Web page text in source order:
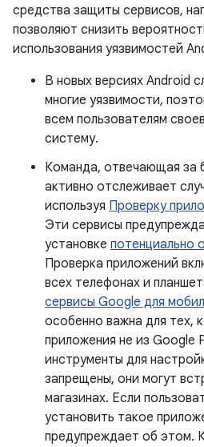
средства защиты сервисов,
позволяют снизить
использования уязвимостей
В новых версиях Android
многие уязвимости,
всем пользователям
систему.
Команда, отвечающая за
активно отслеживает
используя Проверку
Эти сервисы
установке потенциально
Проверка приложений
всех телефонах и
сервисы Google для
особенно важна для тех,
приложения не из Google
инструменты для
запрещены, они могут
магазинах. Если
установить такое
предупреждает об этом.